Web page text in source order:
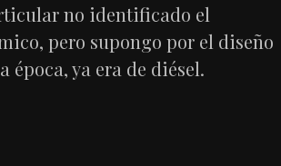
no identificado el
pero supongo por el diseño
época, ya era de diésel.